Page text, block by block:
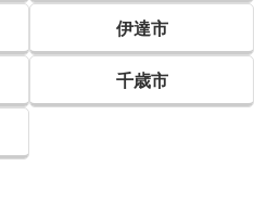
伊達市
千歳市